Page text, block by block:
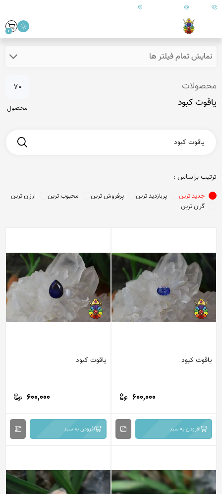
09179890157 ایران - فارس - کازرون
0
نمایش تمام فیلتر ها
محصولات
یاقوت کبود
70
محصول
ترتیب براساس :
جدید ترین پربازدید ترین پرفروش ترین محبوب ترین
ارزان ترین
گران ترین
یاقوت کبود
600,000
افزودن به سبد
یاقوت کبود
600,000
افزودن به سبد